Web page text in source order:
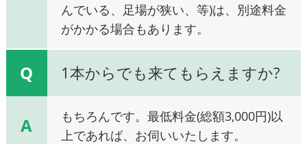
んでいる、足場が狭い、等)は、別途料金
がかかる場合もあります。
Q 1本からでも来てもらえますか?
A
もちろんです。最低料金(総額3,000円)以
上であれば、お伺いいたします。